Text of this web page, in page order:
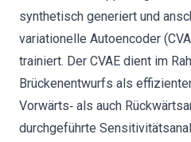
synthetisch generiert und
variationelle Autoencoder
trainiert. Der CVAE dient im
Brückenentwurfs als
Vorwärts‐ als auch
durchgeführte